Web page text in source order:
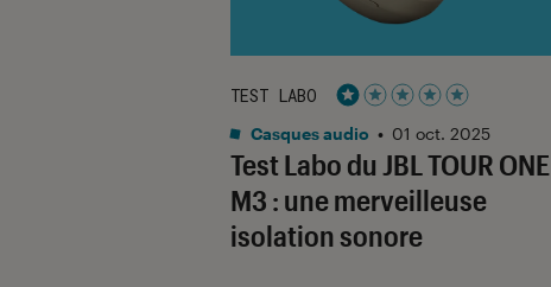
Test Labo du JBL TOUR ONE
M3 : une merveilleuse
isolation sonore
TEST LABO
Noté 1 étoiles sur 5
Casques audio • 01 oct. 2025